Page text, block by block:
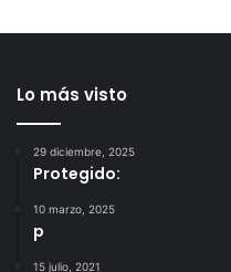
Lo más visto
29 diciembre, 2025
Protegido:
10 marzo, 2025
p
15 julio, 2021